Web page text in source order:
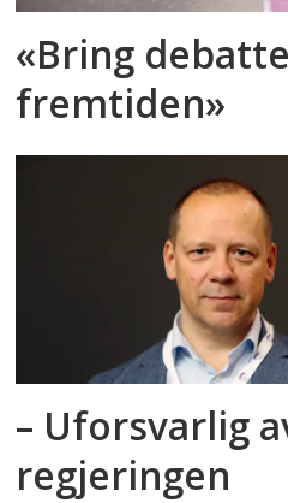
«Bring
fremtiden»
– Uforsvarlig
regjeringen